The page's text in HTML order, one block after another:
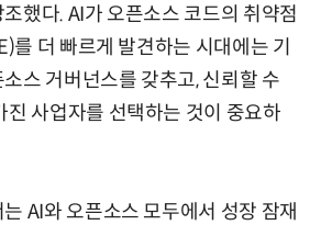
했다. AI가 오픈소스 코드의 취약점
를 더 빠르게 발견하는 시대에는 기
스 거버넌스를 갖추고, 신뢰할 수
진 사업자를 선택하는 것이 중요하
AI와 오픈소스 모두에서 성장 잠재